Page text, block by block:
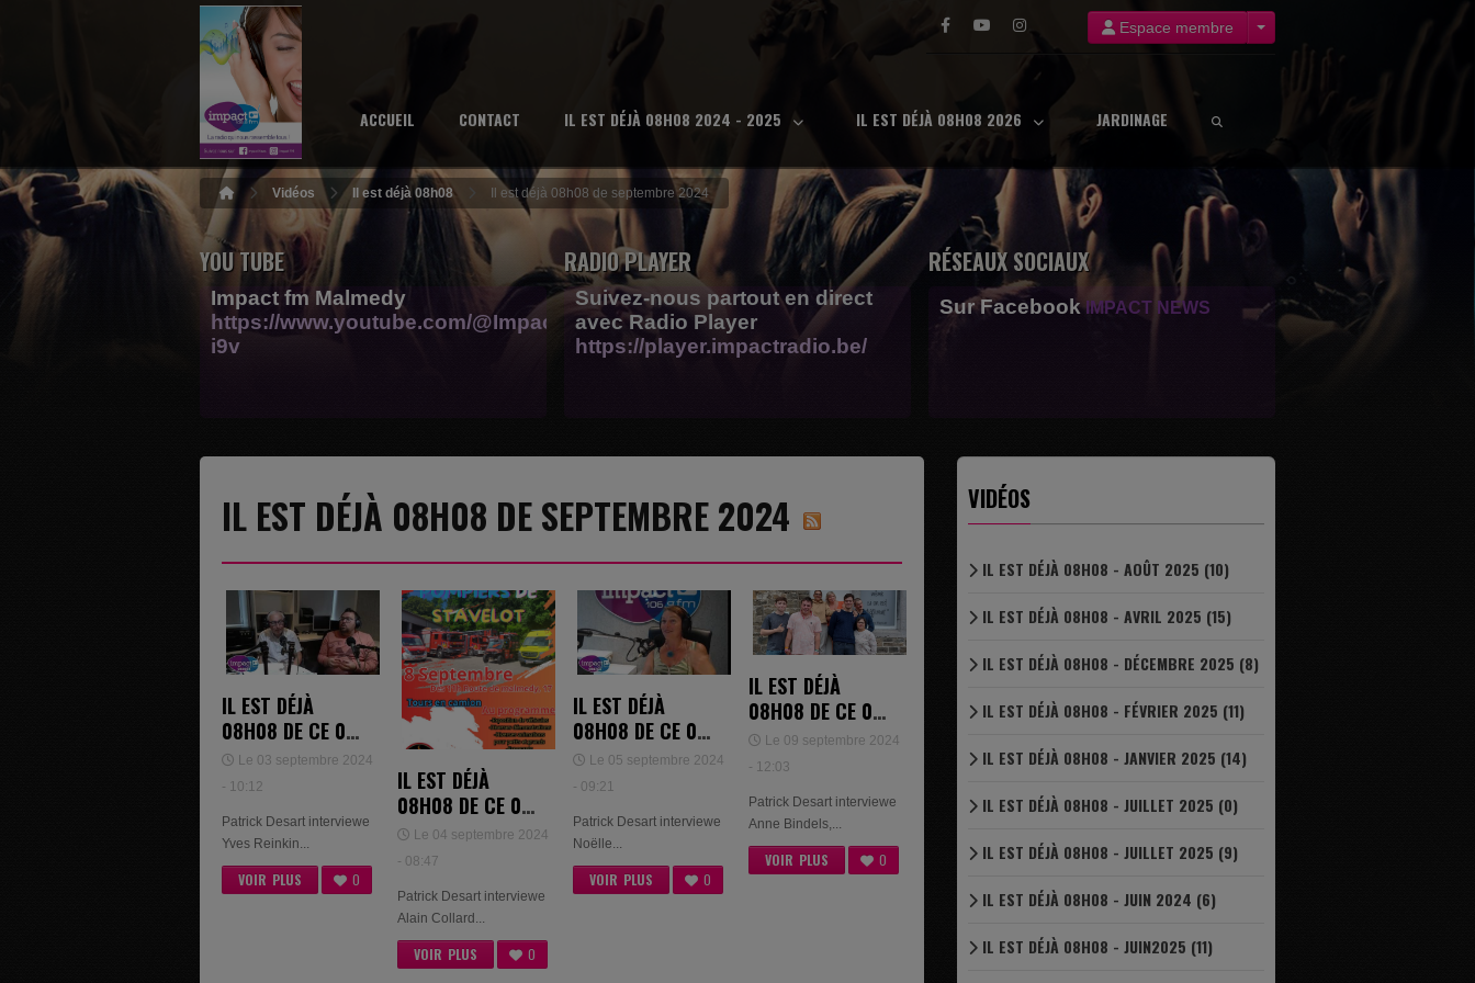
Espace membre
ACCUEIL CONTACT IL EST DÉJÀ 08H08 2024 - 2025 IL EST DÉJÀ 08H08 2026 JARDINAGE
Vidéos Il est déjà 08h08 Il est déjà 08h08 de septembre 2024
YOU TUBE
Impact fm Malmedy
https://www.youtube.com/@Impactfm-
i9v
RADIO PLAYER
Suivez-nous partout en direct
avec Radio Player
https://player.impactradio.be/
RÉSEAUX SOCIAUX
Sur Facebook IMPACT NEWS
IL EST DÉJÀ 08H08 DE SEPTEMBRE 2024
IL EST DÉJÀ
08H08 DE CE 03
SEPTEMBRE
2024 - YVES
ARNAUD BARTH
Le 03 septembre 2024
- 10:12
Patrick Desart interviewe
Yves Reinkin...
VOIR PLUS 0
IL EST DÉJÀ
08H08 DE CE 04
SEPTEMBRE
2024 - ALAIN
Le 04 septembre 2024
- 08:47
Patrick Desart interviewe
Alain Collard...
VOIR PLUS 0
IL EST DÉJÀ
08H08 DE CE 05
SEPTEMBRE
2024 - NOËLLE
Le 05 septembre 2024
- 09:21
Patrick Desart interviewe
Noëlle...
VOIR PLUS 0
IL EST DÉJÀ
08H08 DE CE 09
SEPTEMBRE
2024 - ANNE
MAISON
SPERENZA
Le 09 septembre 2024
- 12:03
Patrick Desart interviewe
Anne Bindels,...
VOIR PLUS 0
VIDÉOS
IL EST DÉJÀ 08H08 - AOÛT 2025 (10)
IL EST DÉJÀ 08H08 - AVRIL 2025 (15)
IL EST DÉJÀ 08H08 - DÉCEMBRE 2025 (8)
IL EST DÉJÀ 08H08 - FÉVRIER 2025 (11)
IL EST DÉJÀ 08H08 - JANVIER 2025 (14)
IL EST DÉJÀ 08H08 - JUILLET 2025 (0)
IL EST DÉJÀ 08H08 - JUILLET 2025 (9)
IL EST DÉJÀ 08H08 - JUIN 2024 (6)
IL EST DÉJÀ 08H08 - JUIN2025 (11)